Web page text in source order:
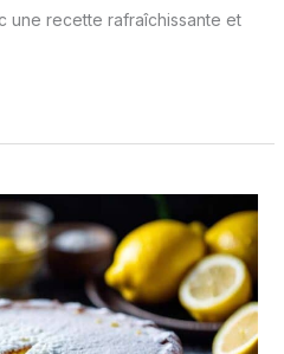
une recette rafraîchissante et